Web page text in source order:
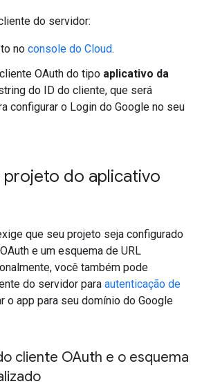
do servidor:
no console do Cloud.
OAuth do tipo aplicativo da
do ID do cliente, que será
configurar o Login do Google no seu
do aplicativo
que seu projeto seja configurado
e um esquema de URL
você também pode
do servidor para autenticação de
o app para seu domínio do Google
cliente OAuth e o esquema